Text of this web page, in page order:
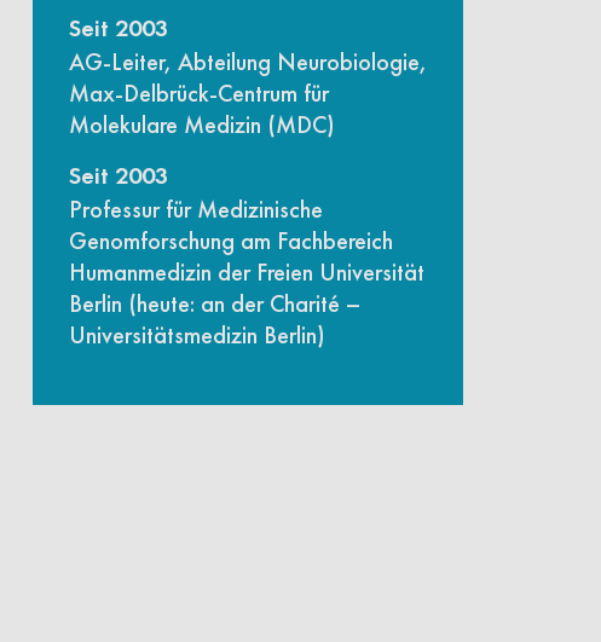
Seit 2003
AG-Leiter, Abteilung Neurobiologie,
Max-Delbrück-Centrum für
Molekulare Medizin (MDC)
Seit 2003
Professur für Medizinische
Genomforschung am Fachbereich
Humanmedizin der Freien Universität
Berlin (heute: an der Charité –
Universitätsmedizin Berlin)